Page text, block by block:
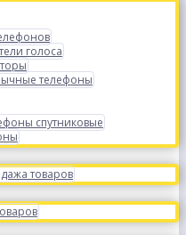
голоса
телефоны
спутниковые
товаров